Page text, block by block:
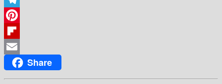
Telegram
Pinterest
Flipboard
Email
Share